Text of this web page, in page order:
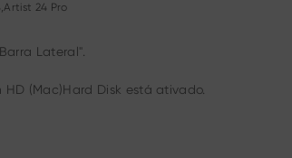
24 Pro
Lateral".
HD (Mac)Hard Disk está ativado.